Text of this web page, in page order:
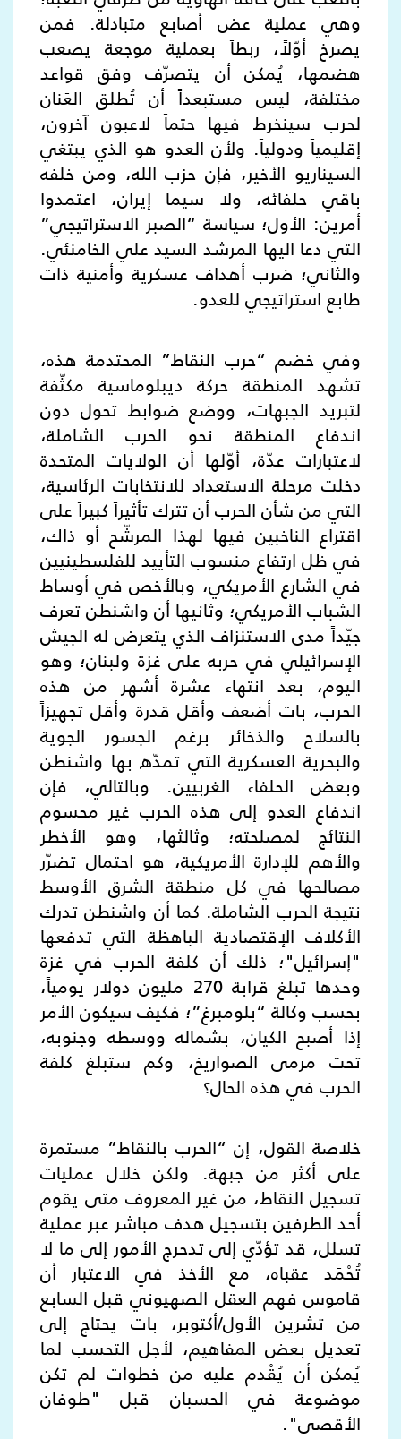
وهي عملية عض أصابع متبادلة. فمن
يصرخ أوّلاً، ربطاً بعملية موجعة يصعب
هضمها، يُمكن أن يتصرّف وفق قواعد
مختلفة، ليس مستبعداً أن تُطلق العَنان
لحرب سينخرط فيها حتماً لاعبون آخرون،
إقليمياً ودولياً. ولأن العدو هو الذي يبتغي
السيناريو الأخير، فإن حزب الله، ومن خلفه
باقي حلفائه، ولا سيما إيران، اعتمدوا
أمرين: الأول؛ سياسة “الصبر الاستراتيجي”
التي دعا اليها المرشد السيد علي الخامنئي.
والثاني؛ ضرب أهداف عسكرية وأمنية ذات
طابع استراتيجي للعدو.
وفي خضم “حرب النقاط” المحتدمة هذه،
تشهد المنطقة حركة ديبلوماسية مكثّفة
لتبريد الجبهات، ووضع ضوابط تحول دون
اندفاع المنطقة نحو الحرب الشاملة،
لاعتبارات عدّة، أوّلها أن الولايات المتحدة
دخلت مرحلة الاستعداد للانتخابات الرئاسية،
التي من شأن الحرب أن تترك تأثيراً كبيراً على
اقتراع الناخبين فيها لهذا المرشّح أو ذاك،
في ظل ارتفاع منسوب التأييد للفلسطينيين
في الشارع الأمريكي، وبالأخص في أوساط
الشباب الأمريكي؛ وثانيها أن واشنطن تعرف
جيّداً مدى الاستنزاف الذي يتعرض له الجيش
الإسرائيلي في حربه على غزة ولبنان؛ وهو
اليوم، بعد انتهاء عشرة أشهر من هذه
الحرب، بات أضعف وأقل قدرة وأقل تجهيزاً
بالسلاح والذخائر برغم الجسور الجوية
والبحرية العسكرية التي تمدّه بها واشنطن
وبعض الحلفاء الغربيين. وبالتالي، فإن
اندفاع العدو إلى هذه الحرب غير محسوم
النتائج لمصلحته؛ وثالثها، وهو الأخطر
والأهم للإدارة الأمريكية، هو احتمال تضرّر
مصالحها في كل منطقة الشرق الأوسط
نتيجة الحرب الشاملة. كما أن واشنطن تدرك
الأكلاف الإقتصادية الباهظة التي تدفعها
"إسرائيل"؛ ذلك أن كلفة الحرب في غزة
وحدها تبلغ قرابة 270 مليون دولار يومياً،
بحسب وكالة “بلومبرغ”؛ فكيف سيكون الأمر
إذا أصبح الكيان، بشماله ووسطه وجنوبه،
تحت مرمى الصواريخ، وكم ستبلغ كلفة
الحرب في هذه الحال؟
خلاصة القول، إن “الحرب بالنقاط” مستمرة
على أكثر من جبهة. ولكن خلال عمليات
تسجيل النقاط، من غير المعروف متى يقوم
أحد الطرفين بتسجيل هدف مباشر عبر عملية
تسلل، قد تؤدّي إلى تدحرج الأمور إلى ما لا
تُحْمَد عقباه، مع الأخذ في الاعتبار أن
قاموس فهم العقل الصهيوني قبل السابع
من تشرين الأول/أكتوبر، بات يحتاج إلى
تعديل بعض المفاهيم، لأجل التحسب لما
يُمكن أن يُقْدِم عليه من خطوات لم تكن
موضوعة في الحسبان قبل "طوفان
الأقصى".